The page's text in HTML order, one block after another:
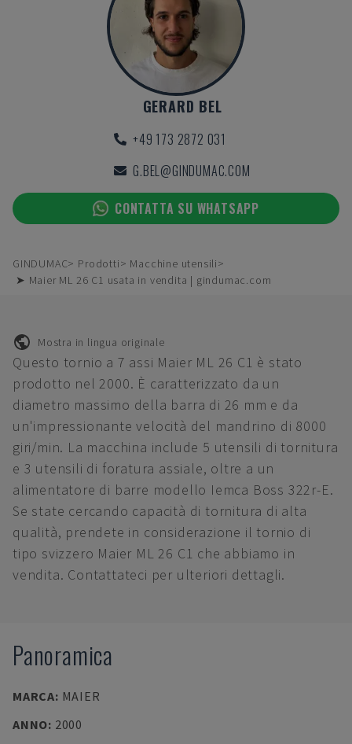
GERARD BEL
+49 173 2872 031
G.BEL@GINDUMAC.COM
CONTATTA SU WHATSAPP
GINDUMAC Prodotti
Macchine utensili
➤ Maier ML 26 C1 usata in vendita | gindumac.com
Mostra in lingua originale
Questo tornio a 7 assi Maier ML 26 C1 è stato
prodotto nel 2000. È caratterizzato da un
diametro massimo della barra di 26 mm e da
un'impressionante velocità del mandrino di 8000
giri/min. La macchina include 5 utensili di tornitura
e 3 utensili di foratura assiale, oltre a un
alimentatore di barre modello Iemca Boss 322r-E.
Se state cercando capacità di tornitura di alta
qualità, prendete in considerazione il tornio di
tipo svizzero Maier ML 26 C1 che abbiamo in
vendita. Contattateci per ulteriori dettagli.
Panoramica
MARCA: MAIER
ANNO: 2000